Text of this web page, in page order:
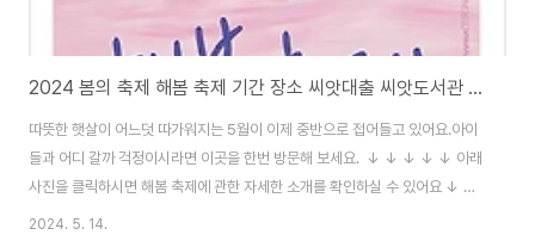
2024 봄의 축제 해봄 축제 기간 장소 씨앗대출 씨앗도서관 방문하기
따뜻한 햇살이 어느덧 따가워지는 5월이 이제 중반으로 접어들고 있어요.아이
들과 어디 갈까 걱정이시라면 이곳을 한번 방문해 보세요. ↓ ↓ ↓ ↓ ↓ 아래
사진을 클릭하시면 해봄 축제에 관한 자세한 소개를 확인하실 수 있어요 ↓ ↓
↓ ↓ ↓ 서울식물원 봄 축제 "해봄" 2024년 서울식물원에서 봄 축제가 열
2024. 5. 14.